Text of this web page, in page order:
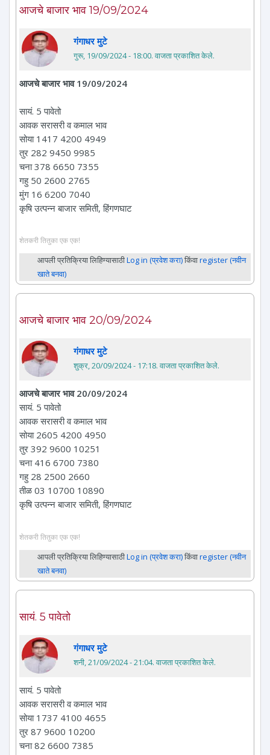
आजचे बाजार भाव 19/09/2024
गंगाधर मुटे
गुरू, 19/09/2024 - 18:00. वाजता प्रकाशित केले.
आजचे बाजार भाव 19/09/2024
सायं. 5 पावेतो
आवक सरासरी व कमाल भाव
सोया 1417 4200 4949
तुर 282 9450 9985
चना 378 6650 7355
गहु 50 2600 2765
मुंग 16 6200 7040
कृषि उत्पन्न बाजार समिती, हिंगणघाट
शेतकरी तितुका एक एक!
आपली प्रतिक्रिया लिहिण्यासाठीLog in (प्रवेश करा)किंवाregister (नवीन
खाते बनवा)
आजचे बाजार भाव 20/09/2024
गंगाधर मुटे
शुक्र, 20/09/2024 - 17:18. वाजता प्रकाशित केले.
आजचे बाजार भाव 20/09/2024
सायं. 5 पावेतो
आवक सरासरी व कमाल भाव
सोया 2605 4200 4950
तुर 392 9600 10251
चना 416 6700 7380
गहु 28 2500 2660
तीळ 03 10700 10890
कृषि उत्पन्न बाजार समिती, हिंगणघाट
शेतकरी तितुका एक एक!
आपली प्रतिक्रिया लिहिण्यासाठीLog in (प्रवेश करा)किंवाregister (नवीन
खाते बनवा)
सायं. 5 पावेतो
गंगाधर मुटे
शनी, 21/09/2024 - 21:04. वाजता प्रकाशित केले.
सायं. 5 पावेतो
आवक सरासरी व कमाल भाव
सोया 1737 4100 4655
तुर 87 9600 10200
चना 82 6600 7385